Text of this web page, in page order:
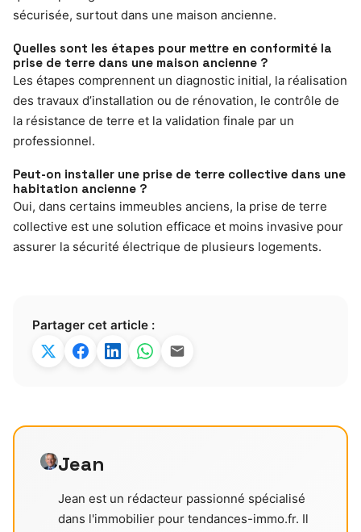
sécurisée, surtout dans une maison ancienne.
Quelles sont les étapes pour mettre en conformité la
prise de terre dans une maison ancienne ?
Les étapes comprennent un diagnostic initial, la réalisation
des travaux d’installation ou de rénovation, le contrôle de
la résistance de terre et la validation finale par un
professionnel.
Peut-on installer une prise de terre collective dans une
habitation ancienne ?
Oui, dans certains immeubles anciens, la prise de terre
collective est une solution efficace et moins invasive pour
assurer la sécurité électrique de plusieurs logements.
Partager cet article :
Jean
Jean est un rédacteur passionné spécialisé
dans l'immobilier pour tendances-immo.fr. Il